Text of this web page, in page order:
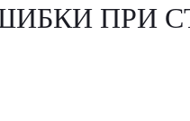
ПРИ